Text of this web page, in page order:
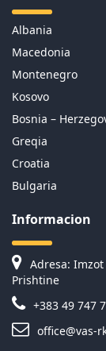
Albania
Macedonia
Montenegro
Kosovo
Bosnia –
Greqia
Croatia
Bulgaria
Informacion
Adresa:
Prishtine
+383 49 747
office@vas-